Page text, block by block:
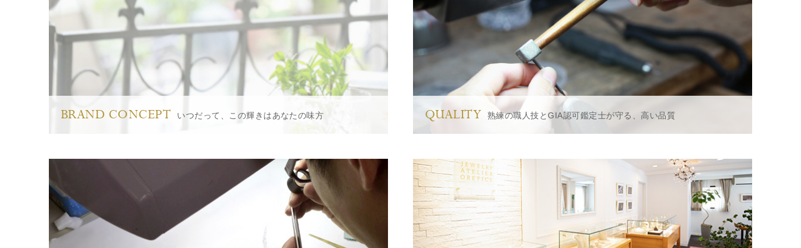
BRAND CONCEPT いつだって、この輝きはあなたの味方 QUALITY 熟練の職人技とGIA認可鑑定士が守る、高い品質